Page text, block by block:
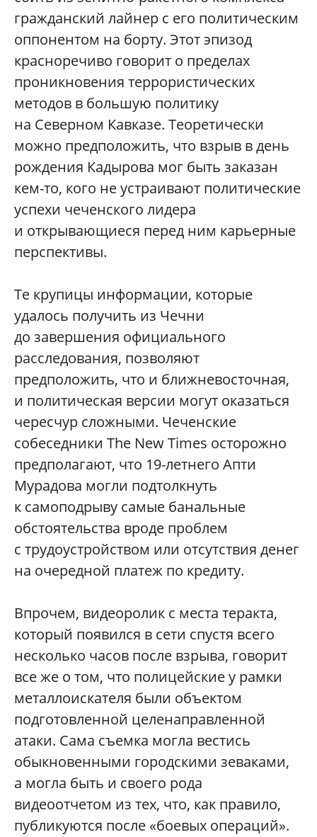
гражданский лайнер с его политическим
оппонентом на борту. Этот эпизод
красноречиво говорит о пределах
проникновения террористических
методов в большую политику
на Северном Кавказе. Теоретически
можно предположить, что взрыв в день
рождения Кадырова мог быть заказан
кем-то, кого не устраивают политические
успехи чеченского лидера
и открывающиеся перед ним карьерные
перспективы.
Те крупицы информации, которые
удалось получить из Чечни
до завершения официального
расследования, позволяют
предположить, что и ближневосточная,
и политическая версии могут оказаться
чересчур сложными. Чеченские
собеседники The New Times осторожно
предполагают, что 19-летнего Апти
Мурадова могли подтолкнуть
к самоподрыву самые банальные
обстоятельства вроде проблем
с трудоустройством или отсутствия денег
на очередной платеж по кредиту.
Впрочем, видеоролик с места теракта,
который появился в сети спустя всего
несколько часов после взрыва, говорит
все же о том, что полицейские у рамки
металлоискателя были объектом
подготовленной целенаправленной
атаки. Сама съемка могла вестись
обыкновенными городскими зеваками,
а могла быть и своего рода
видеоотчетом из тех, что, как правило,
публикуются после «боевых операций».